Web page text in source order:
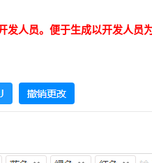
发人员。便于生成以开发人